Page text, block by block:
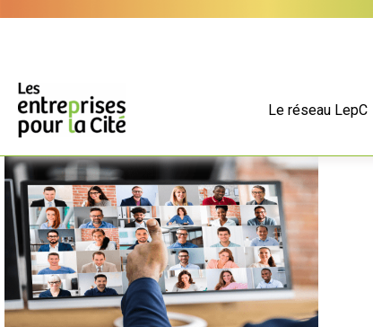
Le réseau LepC
En
2026,
retrouvez
les
webinaires
de
Charte
!